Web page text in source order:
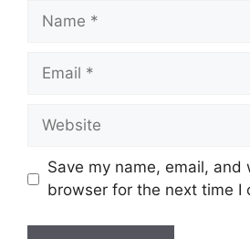
Name
Email
Website
Save my name, email, and
browser for the next time I